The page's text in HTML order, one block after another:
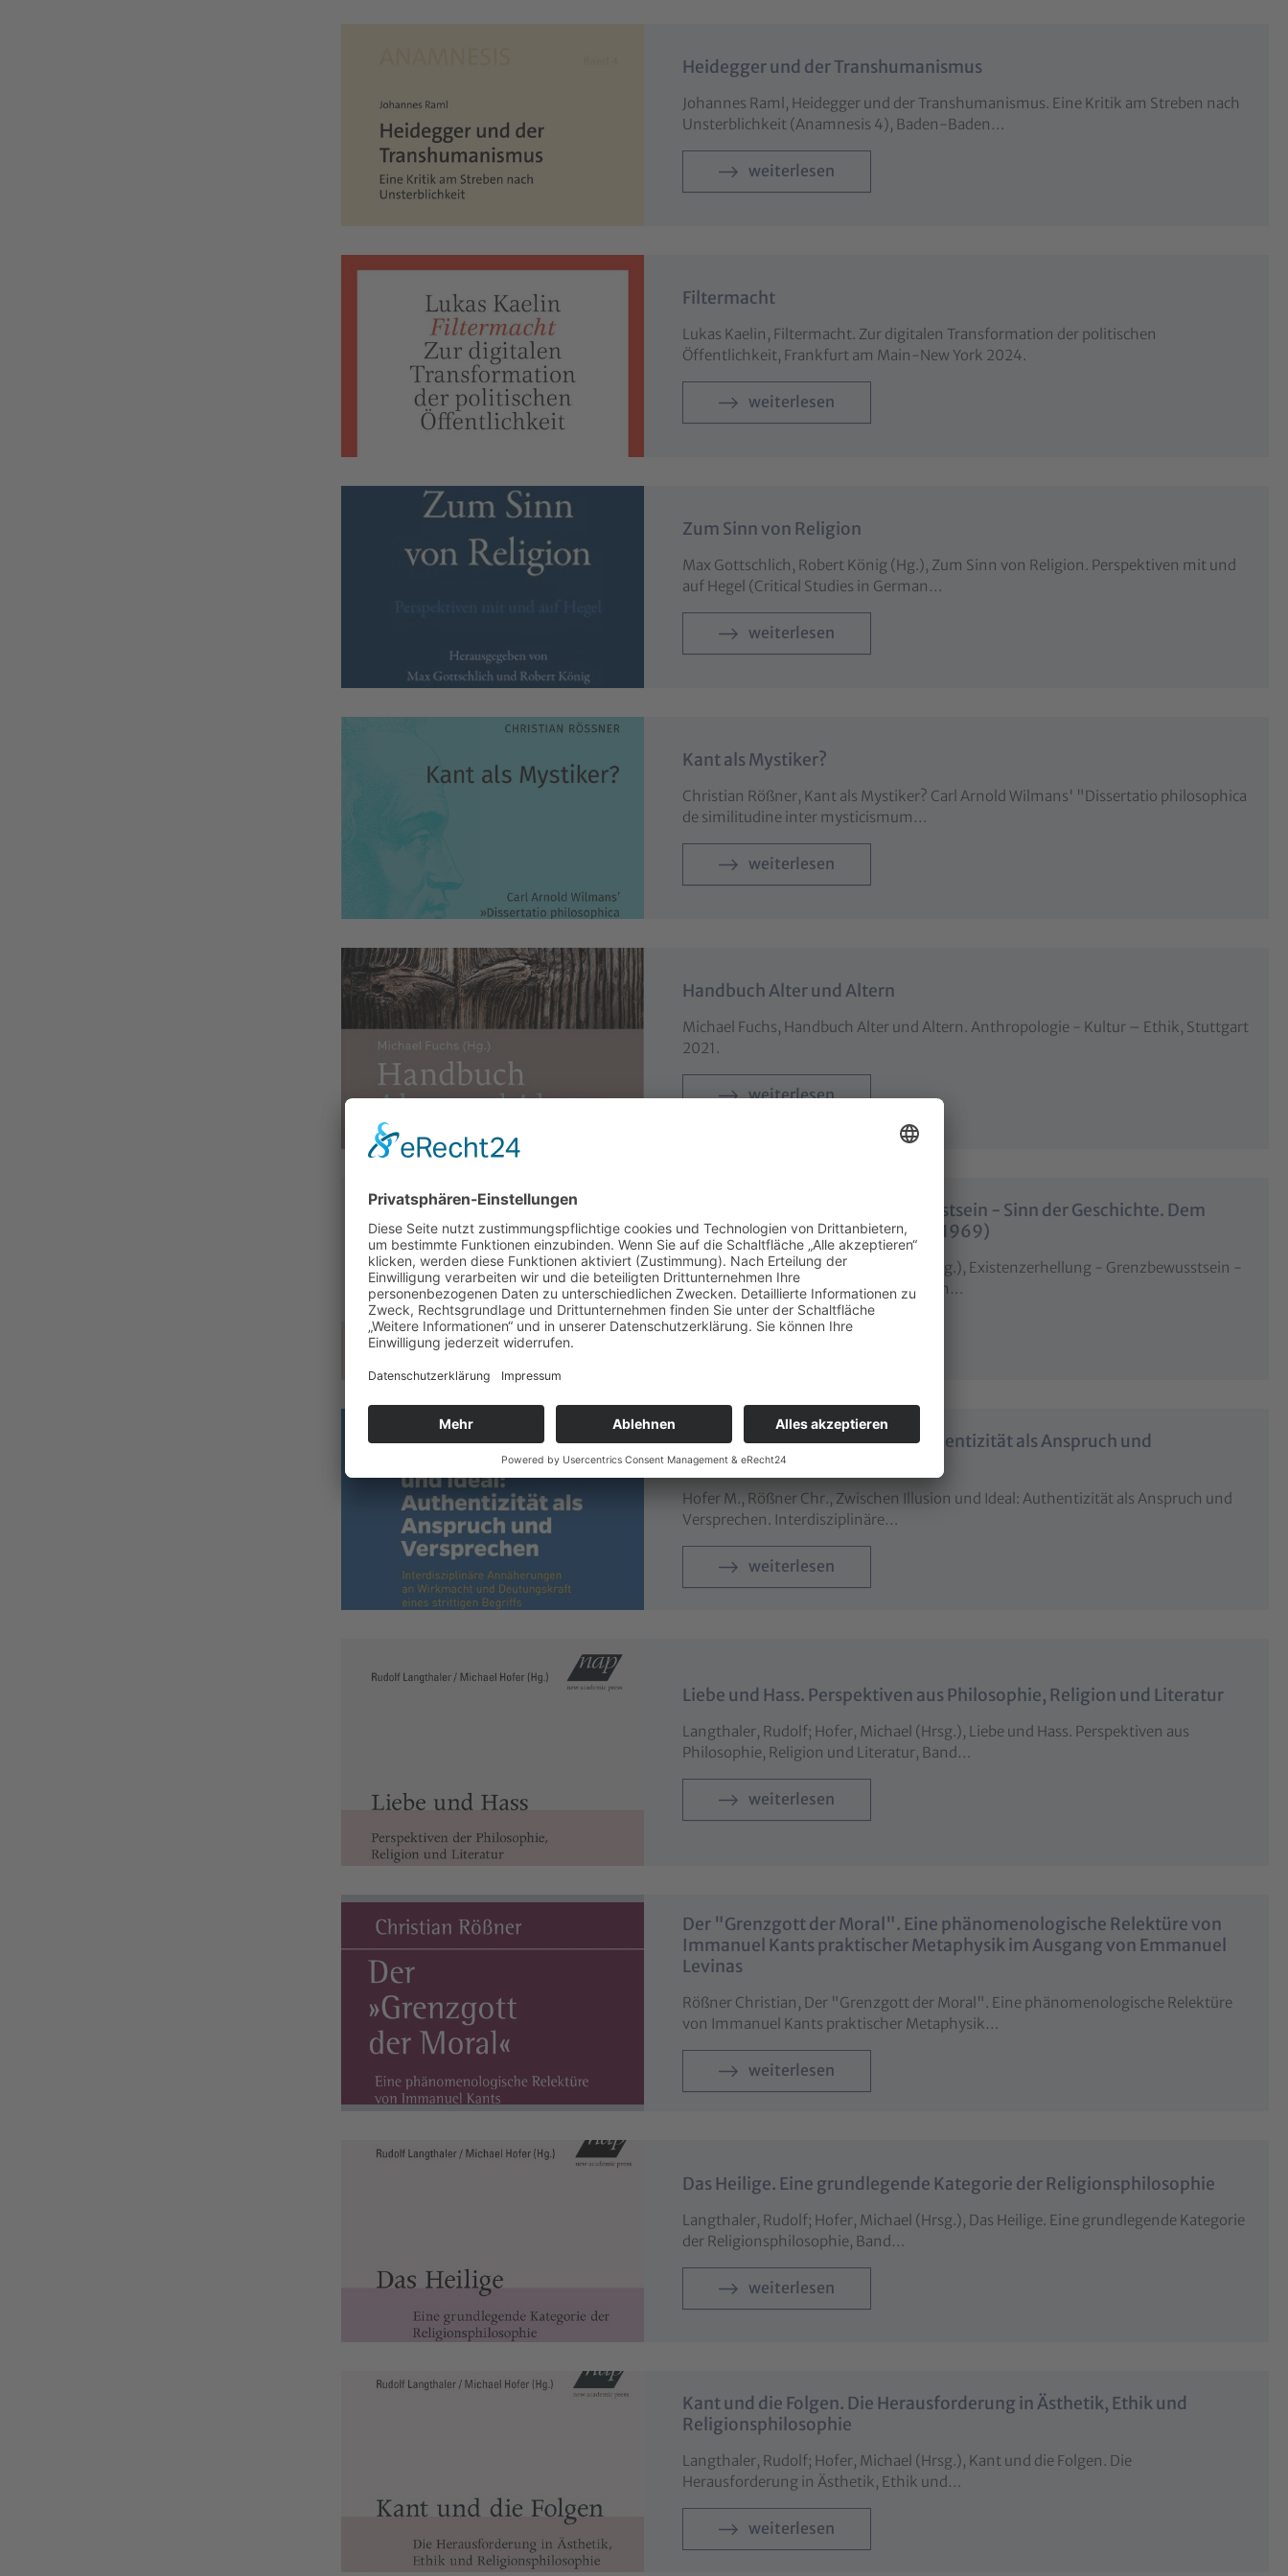
Heidegger und der Transhumanismus
Johannes Raml, Heidegger und der Transhumanismus. Eine Kritik am Streben nach
Unsterblichkeit (Anamnesis 4), Baden-Baden…
weiterlesen
Filtermacht
Lukas Kaelin, Filtermacht. Zur digitalen Transformation der politischen
Öffentlichkeit, Frankfurt am Main-New York 2024.
weiterlesen
Zum Sinn von Religion
Max Gottschlich, Robert König (Hg.), Zum Sinn von Religion. Perspektiven mit und
auf Hegel (Critical Studies in German…
weiterlesen
Kant als Mystiker?
Christian Rößner, Kant als Mystiker? Carl Arnold Wilmans' "Dissertatio philosophica
de similitudine inter mysticismum…
weiterlesen
Handbuch Alter und Altern
Michael Fuchs, Handbuch Alter und Altern. Anthropologie - Kultur – Ethik, Stuttgart
2021.
weiterlesen
Existenzerhellung - Grenzbewusstsein - Sinn der Geschichte. Dem
Andenken an Karl Jaspers (1883-1969)
Langthaler, Rudolf; Hofer, Michael (Hrsg.), Existenzerhellung - Grenzbewusstsein -
Sinn der Geschichte. Dem Andenken an…
weiterlesen
Zwischen Illusion und Ideal: Authentizität als Anspruch und
Versprechen
Hofer M., Rößner Chr., Zwischen Illusion und Ideal: Authentizität als Anspruch und
Versprechen. Interdisziplinäre…
weiterlesen
Liebe und Hass. Perspektiven aus Philosophie, Religion und Literatur
Langthaler, Rudolf; Hofer, Michael (Hrsg.), Liebe und Hass. Perspektiven aus
Philosophie, Religion und Literatur, Band…
weiterlesen
Der "Grenzgott der Moral". Eine phänomenologische Relektüre von
Immanuel Kants praktischer Metaphysik im Ausgang von Emmanuel
Levinas
Rößner Christian, Der "Grenzgott der Moral". Eine phänomenologische Relektüre
von Immanuel Kants praktischer Metaphysik…
weiterlesen
Das Heilige. Eine grundlegende Kategorie der Religionsphilosophie
Langthaler, Rudolf; Hofer, Michael (Hrsg.), Das Heilige. Eine grundlegende Kategorie
der Religionsphilosophie, Band…
weiterlesen
Kant und die Folgen. Die Herausforderung in Ästhetik, Ethik und
Religionsphilosophie
Langthaler, Rudolf; Hofer, Michael (Hrsg.), Kant und die Folgen. Die
Herausforderung in Ästhetik, Ethik und…
weiterlesen